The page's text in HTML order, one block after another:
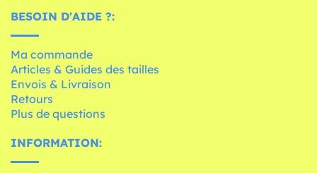
BESOIN D'AIDE ?:
Ma commande
Articles & Guides des tailles
Envois & Livraison
Retours
Plus de questions
INFORMATION: